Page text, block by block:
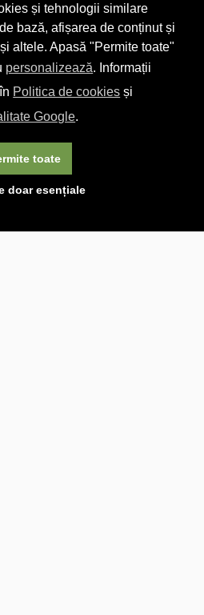
și tehnologii similare
bază, afișarea de conținut și
altele. Apasă "Permite toate"
personalizează. Informații
Politica de cookies și
Google.
doar esențiale
toate
folosirii cookie-urilor.